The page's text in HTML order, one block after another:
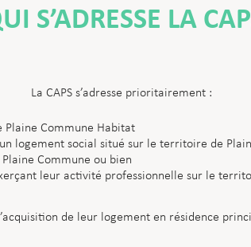
S’ADRESSE LA
La CAPS s’adresse prioritairement :
Plaine Commune Habitat
logement social situé sur le territoire de
Commune ou bien
leur activité professionnelle sur le
de leur logement en résidence